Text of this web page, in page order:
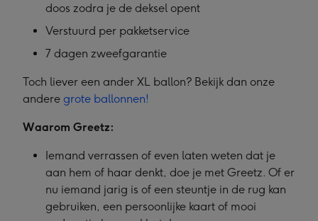
doos zodra je de deksel opent
Verstuurd per pakketservice
7 dagen zweefgarantie
Toch liever een ander XL ballon? Bekijk dan onze
andere grote ballonnen!
Waarom Greetz:
Iemand verrassen of even laten weten dat je
aan hem of haar denkt, doe je met Greetz. Of er
nu iemand jarig is of een steuntje in de rug kan
gebruiken, een persoonlijke kaart of mooi